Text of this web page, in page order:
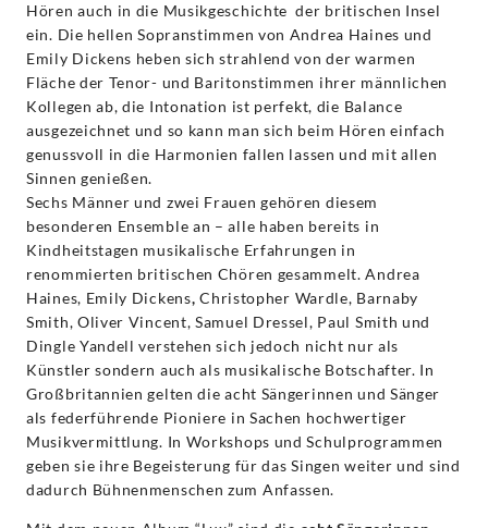
Hören auch in die Musikgeschichte der britischen Insel
ein. Die hellen Sopranstimmen von Andrea Haines und
Emily Dickens heben sich strahlend von der warmen
Fläche der Tenor- und Baritonstimmen ihrer männlichen
Kollegen ab, die Intonation ist perfekt, die Balance
ausgezeichnet und so kann man sich beim Hören einfach
genussvoll in die Harmonien fallen lassen und mit allen
Sinnen genießen.
Sechs Männer und zwei Frauen gehören diesem
besonderen Ensemble an – alle haben bereits in
Kindheitstagen musikalische Erfahrungen in
renommierten britischen Chören gesammelt. Andrea
Haines, Emily Dickens,Christopher Wardle, Barnaby
Smith, Oliver Vincent, Samuel Dressel, Paul Smith und
Dingle Yandell verstehen sich jedoch nicht nur als
Künstler sondern auch als musikalische Botschafter. In
Großbritannien gelten die acht Sängerinnen und Sänger
als federführende Pioniere in Sachen hochwertiger
Musikvermittlung. In Workshops und Schulprogrammen
geben sie ihre Begeisterung für das Singen weiter und sind
dadurch Bühnenmenschen zum Anfassen.